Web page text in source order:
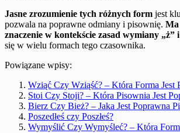
Jasne zrozumienie tych różnych form jest
pozwala na poprawne odmiany i pisownię. Ma
znaczenie w kontekście zasad wymiany „ż”
się w wielu formach tego czasownika.
Powiązane wpisy:
Wziąć Czy Wziąść? – Która Forma Jest
Stoi Czy Stoji? – Która Pisownia Jest
Bierz Czy Bież? – Jaka Jest Poprawna
Poszedłeś czy Poszłeś?
Wymyślić Czy Wymyśleć? – Która